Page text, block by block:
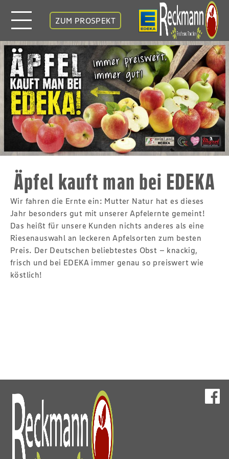
ZUM PROSPEKT
Äpfel kauft man bei EDEKA
Wir fahren die Ernte ein: Mutter Natur hat es dieses
Jahr besonders gut mit unserer Apfelernte gemeint!
Das heißt für unsere Kunden nichts anderes als eine
Riesenauswahl an leckeren Apfelsorten zum besten
Preis. Der Deutschen beliebtestes Obst – knackig,
frisch und bei EDEKA immer genau so preiswert wie
köstlich!